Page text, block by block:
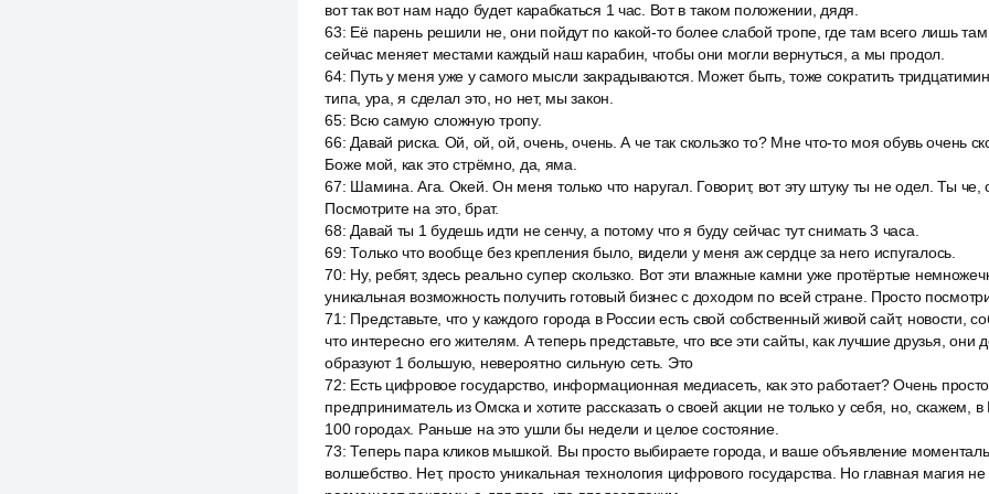
вот так вот нам надо будет карабкаться 1 час. Вот в таком положении, дядя.
63: Её парень решили не, они пойдут по какой-то более слабой тропе, где там всего лишь
сейчас меняет местами каждый наш карабин, чтобы они могли вернуться, а мы продол.
64: Путь у меня уже у самого мысли закрадываются. Может быть, тоже сократить
типа, ура, я сделал это, но нет, мы закон.
65: Всю самую сложную тропу.
66: Давай риска. Ой, ой, ой, очень, очень. А че так скользко то? Мне что-то моя обувь очень
Боже мой, как это стрёмно, да, яма.
67: Шамина. Ага. Окей. Он меня только что наругал. Говорит, вот эту штуку ты не одел. Ты
Посмотрите на это, брат.
68: Давай ты 1 будешь идти не сенчу, а потому что я буду сейчас тут снимать 3 часа.
69:Только что вообще без крепления было, видели у меня аж сердце за него испугалось.
70: Ну, ребят, здесь реально супер скользко. Вот эти влажные камни уже протёртые
уникальная возможность получить готовый бизнес с доходом по всей стране. Просто
71 : Представьте, что у каждого города в России есть свой собственный живой сайт, новости,
что интересно его жителям. А теперь представьте, что все эти сайты, как лучшие друзья, они
образуют 1 большую, невероятно сильную сеть. Это
72: Есть цифровое государство, информационная медиасеть, как это работает? Очень
предприниматель из Омска и хотите рассказать о своей акции не только у себя, но, скажем,
100 городах. Раньше на это ушли бы недели и целое состояние.
73:Теперь пара кликов мышкой. Вы просто выбираете города, и ваше объявление
волшебство. Нет, просто уникальная технология цифрового государства. Но главная магия не